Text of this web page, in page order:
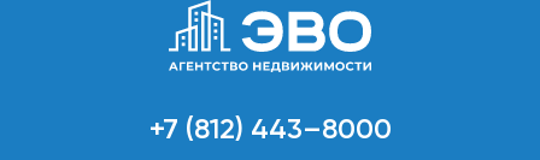
+7 (812) 443–8000